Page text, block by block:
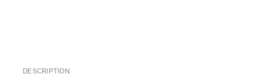
DESCRIPTION